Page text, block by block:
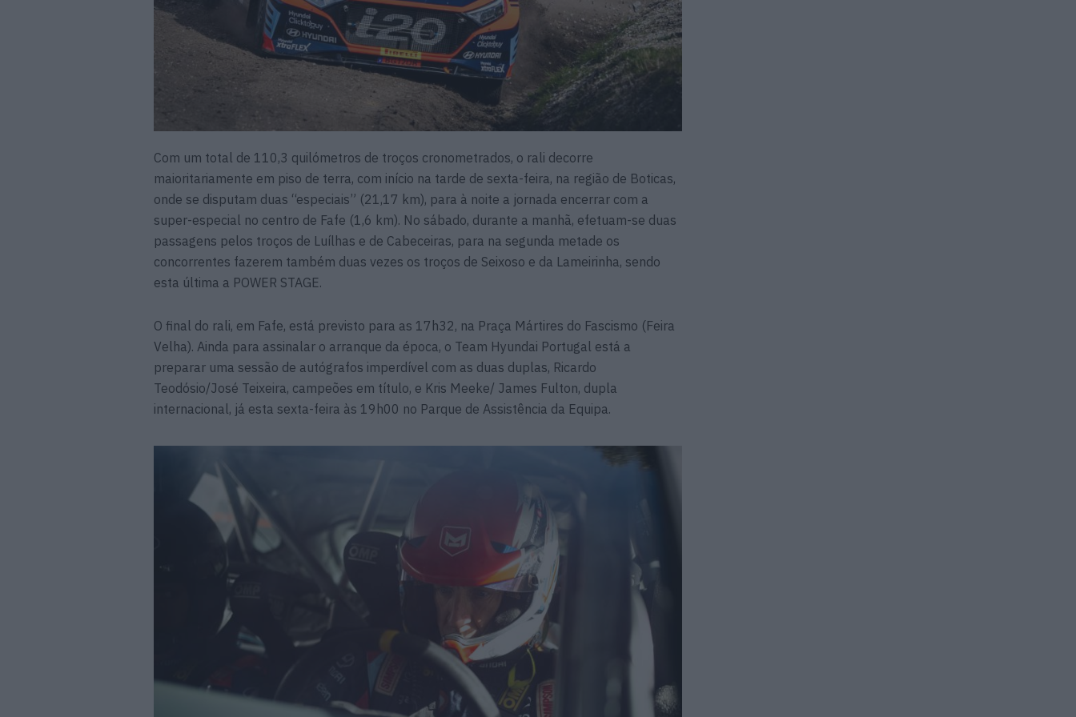
Com um total de 110,3 quilómetros de troços cronometrados, o rali decorre
maioritariamente em piso de terra, com início na tarde de sexta-feira, na região de Boticas,
onde se disputam duas “especiais” (21,17 km), para à noite a jornada encerrar com a
super-especial no centro de Fafe (1,6 km). No sábado, durante a manhã, efetuam-se duas
passagens pelos troços de Luílhas e de Cabeceiras, para na segunda metade os
concorrentes fazerem também duas vezes os troços de Seixoso e da Lameirinha, sendo
esta última a POWER STAGE.
O final do rali, em Fafe, está previsto para as 17h32, na Praça Mártires do Fascismo (Feira
Velha). Ainda para assinalar o arranque da época, o Team Hyundai Portugal está a
preparar uma sessão de autógrafos imperdível com as duas duplas, Ricardo
Teodósio/José Teixeira, campeões em título, e Kris Meeke/ James Fulton, dupla
internacional, já esta sexta-feira às 19h00 no Parque de Assistência da Equipa.